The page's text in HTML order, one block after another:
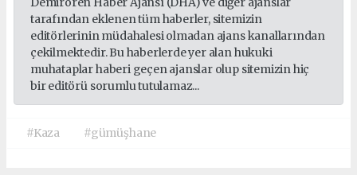
tarafından eklenen tüm haberler, sitemizin
editörlerinin müdahalesi olmadan ajans kanallarından
çekilmektedir. Bu haberlerde yer alan hukuki
muhataplar haberi geçen ajanslar olup sitemizin hiç
bir editörü sorumlu tutulamaz...
#Kaza #gümüşhane